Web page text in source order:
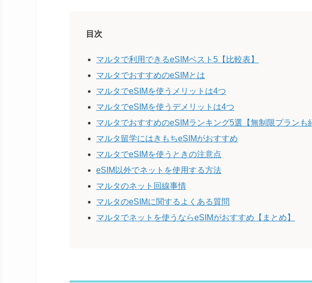
目次
マルタで利用できるeSIMベスト5【比較表】
マルタでおすすめのeSIMとは
マルタでeSIMを使うメリットは4つ
マルタでeSIMを使うデメリットは4つ
マルタでおすすめのeSIMランキング5選【無制限プランも
マルタ留学にはきもちeSIMがおすすめ
マルタでeSIMを使うときの注意点
eSIM以外でネットを使用する方法
マルタのネット回線事情
マルタのeSIMに関するよくある質問
マルタでネットを使うならeSIMがおすすめ【まとめ】